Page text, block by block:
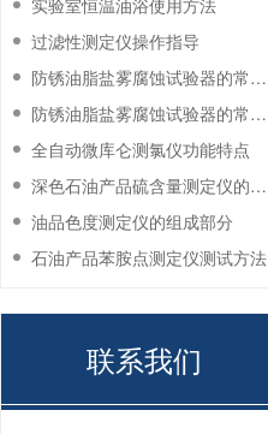
实验室恒温油浴使用方法
过滤性测定仪操作指导
防锈油脂盐雾腐蚀试验器的常见故障与解决方法
防锈油脂盐雾腐蚀试验器的常见故障与解决方法
全自动微库仑测氯仪功能特点
深色石油产品硫含量测定仪的工作环境要求
油品色度测定仪的组成部分
石油产品苯胺点测定仪测试方法
联系我们